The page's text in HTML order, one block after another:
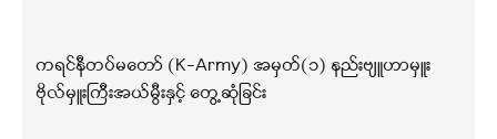
ကရင်နီတပ်မတော် (K-Army) အမှတ်(၁) နည်းဗျူဟာမှူး
ဗိုလ်မှူးကြီးအယ်မွီးနှင့် တွေ့ဆုံခြင်း